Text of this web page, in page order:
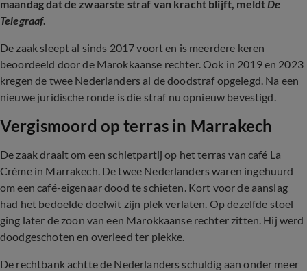
maandag dat de zwaarste straf van kracht blijft, meldtDe
Telegraaf.
De zaak sleept al sinds 2017 voort en is meerdere keren
beoordeeld door de Marokkaanse rechter. Ook in 2019 en 2023
kregen de twee Nederlanders al de doodstraf opgelegd. Na een
nieuwe juridische ronde is die straf nu opnieuw bevestigd.
Vergismoord op terras in Marrakech
De zaak draait om een schietpartij op het terras van café La
Créme in Marrakech. De twee Nederlanders waren ingehuurd
om een café-eigenaar dood te schieten. Kort voor de aanslag
had het bedoelde doelwit zijn plek verlaten. Op dezelfde stoel
ging later de zoon van een Marokkaanse rechter zitten. Hij werd
doodgeschoten en overleed ter plekke.
De rechtbank achtte de Nederlanders schuldig aan onder meer